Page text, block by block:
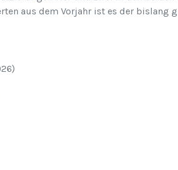
aus dem Vorjahr ist es der bislang